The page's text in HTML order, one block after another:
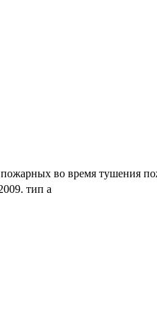
во время тушения
тип а